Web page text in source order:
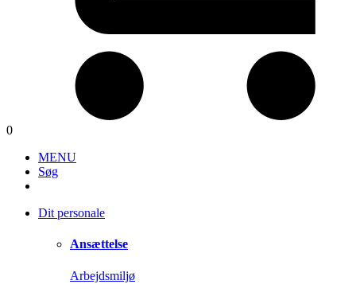
0
MENU
Søg
Dit personale
Ansættelse
Arbejdsmiljø